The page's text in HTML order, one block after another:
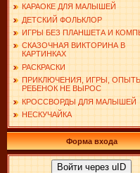
КАРАОКЕ ДЛЯ МАЛЫШЕЙ
ДЕТСКИЙ ФОЛЬКЛОР
ИГРЫ БЕЗ ПЛАНШЕТА И
СКАЗОЧНАЯ ВИКТОРИНА В
КАРТИНКАХ
РАСКРАСКИ
ПРИКЛЮЧЕНИЯ, ИГРЫ,
РЕБЕНОК НЕ ВЫРОС
КРОССВОРДЫ ДЛЯ МАЛЫШЕЙ
НЕСКУЧАЙКА
Форма входа
Войти через uID